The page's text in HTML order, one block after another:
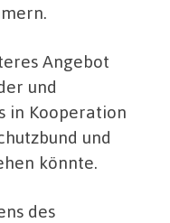
Angebot
und
in Kooperation
und
könnte.
des